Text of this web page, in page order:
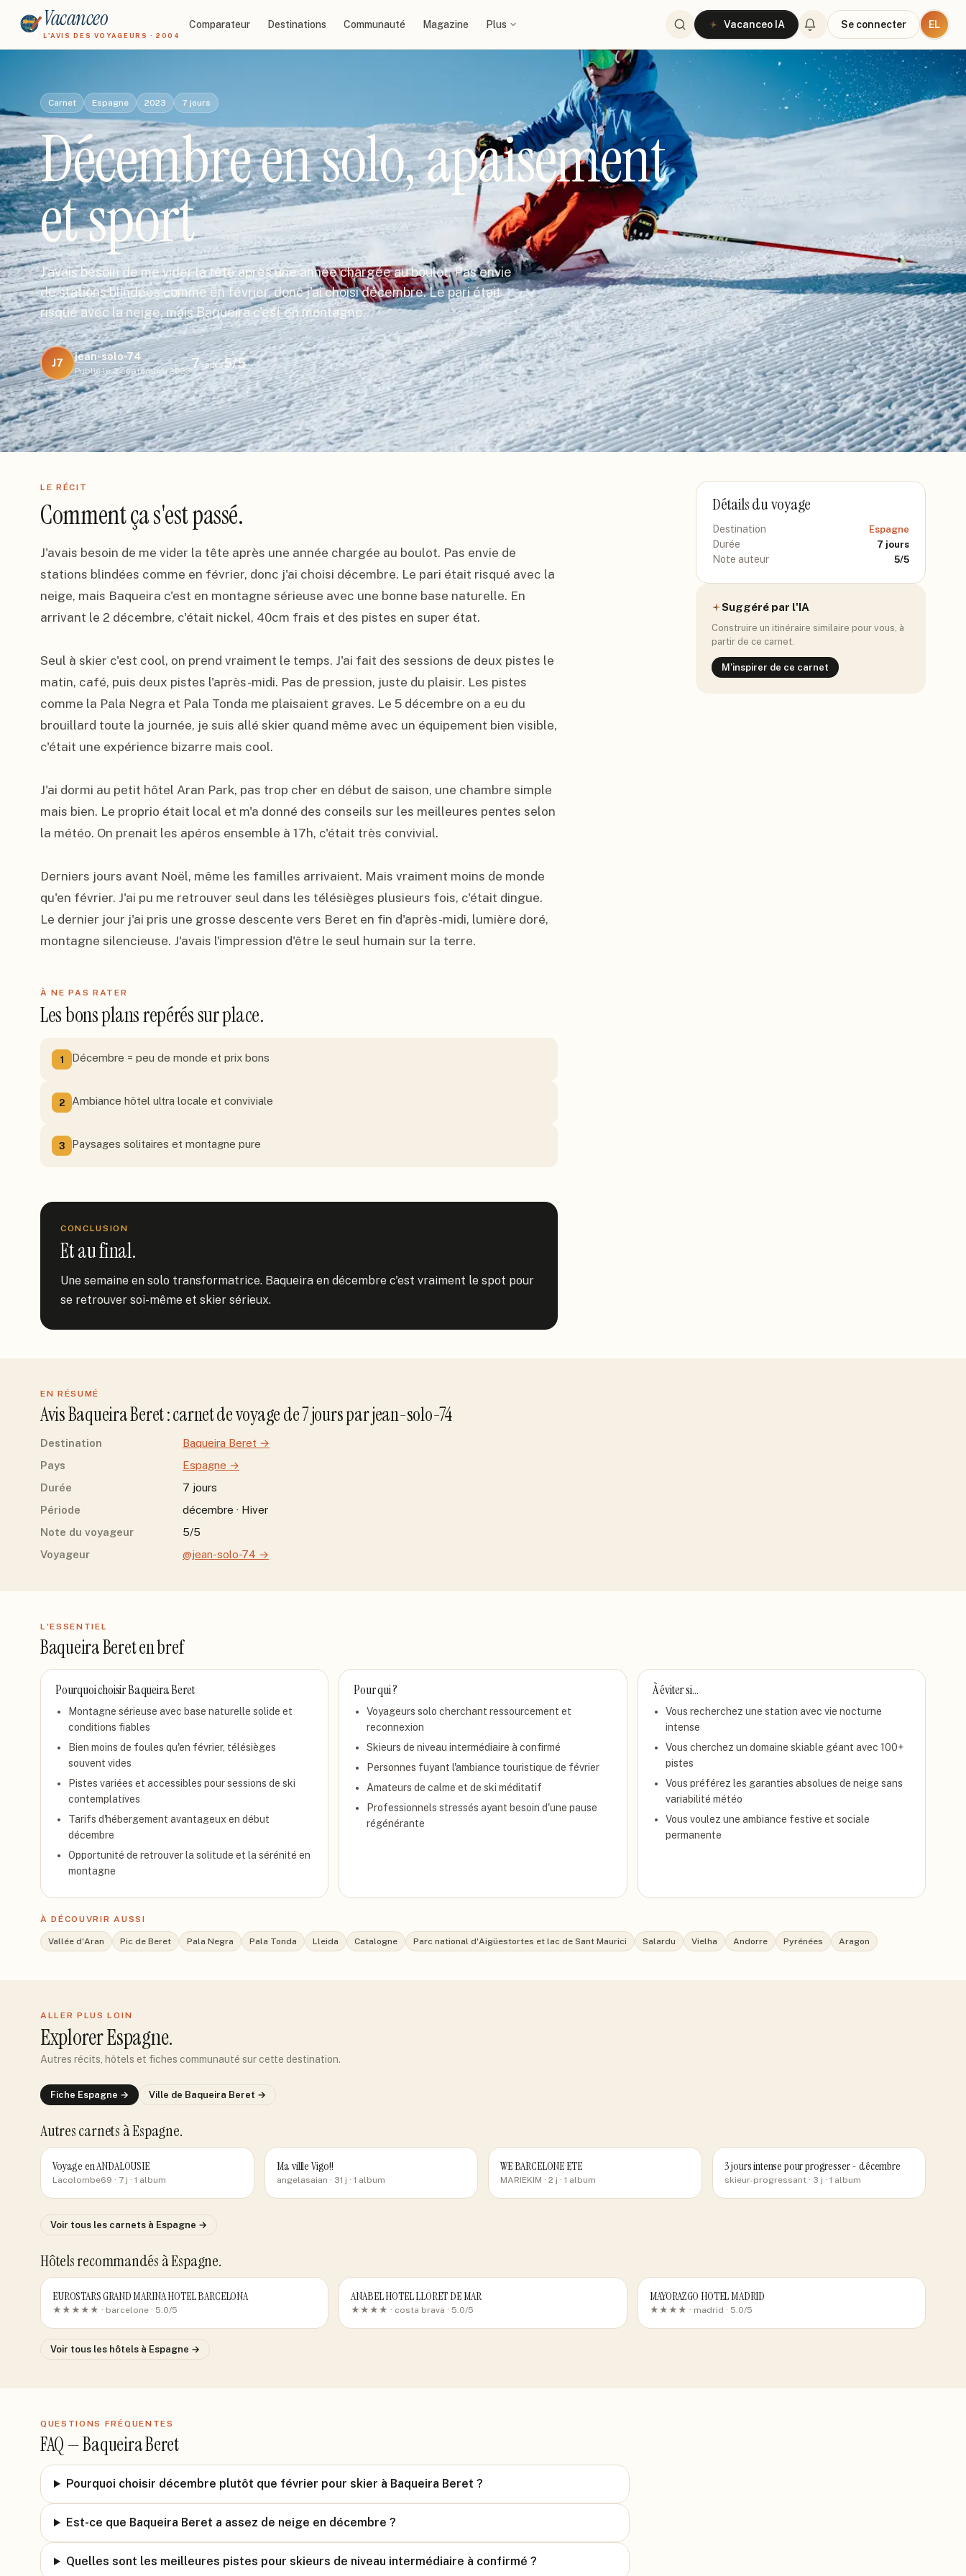
Vacanceo
L'AVIS DES VOYAGEURS · 2004
Comparateur Destinations Communauté Magazine Plus Vacanceo IA Se connecter EL
Carnet Espagne 2023 7 jours
Décembre en solo, apaisement
et sport
J'avais besoin de me vider la tête après une année chargée au boulot. Pas envie
de stations blindées comme en février, donc j'ai choisi décembre. Le pari était
risqué avec la neige, mais Baqueira c'est en montagne…
J7
jean-solo-74
Publié le 3 septembre 2023
7jours5/5
LE RÉCIT
Comment ça s'est passé.
J'avais besoin de me vider la tête après une année chargée au boulot. Pas envie de
stations blindées comme en février, donc j'ai choisi décembre. Le pari était risqué avec la
neige, mais Baqueira c'est en montagne sérieuse avec une bonne base naturelle. En
arrivant le 2 décembre, c'était nickel, 40cm frais et des pistes en super état.
Seul à skier c'est cool, on prend vraiment le temps. J'ai fait des sessions de deux pistes le
matin, café, puis deux pistes l'après-midi. Pas de pression, juste du plaisir. Les pistes
comme la Pala Negra et Pala Tonda me plaisaient graves. Le 5 décembre on a eu du
brouillard toute la journée, je suis allé skier quand même avec un équipement bien visible,
c'était une expérience bizarre mais cool.
J'ai dormi au petit hôtel Aran Park, pas trop cher en début de saison, une chambre simple
mais bien. Le proprio était local et m'a donné des conseils sur les meilleures pentes selon
la météo. On prenait les apéros ensemble à 17h, c'était très convivial.
Derniers jours avant Noël, même les familles arrivaient. Mais vraiment moins de monde
qu'en février. J'ai pu me retrouver seul dans les télésièges plusieurs fois, c'était dingue.
Le dernier jour j'ai pris une grosse descente vers Beret en fin d'après-midi, lumière doré,
montagne silencieuse. J'avais l'impression d'être le seul humain sur la terre.
À NE PAS RATER
Les bons plans repérés sur place.
1 Décembre = peu de monde et prix bons
2 Ambiance hôtel ultra locale et conviviale
3 Paysages solitaires et montagne pure
CONCLUSION
Et au final.
Une semaine en solo transformatrice. Baqueira en décembre c'est vraiment le spot pour
se retrouver soi-même et skier sérieux.
Détails du voyage
Destination Espagne
Durée 7 jours
Note auteur 5/5
Suggéré par l'IA
Construire un itinéraire similaire pour vous, à
partir de ce carnet.
M'inspirer de ce carnet
EN RÉSUMÉ
AvisBaqueira Beret: carnet de voyage de7joursparjean-solo-74
Destination Baqueira Beret →
Pays
Espagne →
Durée
7 jours
Période
décembre · Hiver
Note du voyageur
5/5
Voyageur
@jean-solo-74 →
L'ESSENTIEL
Baqueira Bereten bref
Pourquoi choisirBaqueira Beret
Montagne sérieuse avec base naturelle solide et
conditions fiables
Bien moins de foules qu'en février, télésièges
souvent vides
Pistes variées et accessibles pour sessions de ski
contemplatives
Tarifs d'hébergement avantageux en début
décembre
Opportunité de retrouver la solitude et la sérénité en
montagne
Pour qui ?
Voyageurs solo cherchant ressourcement et
reconnexion
Skieurs de niveau intermédiaire à confirmé
Personnes fuyant l'ambiance touristique de février
Amateurs de calme et de ski méditatif
Professionnels stressés ayant besoin d'une pause
régénérante
À éviter si…
Vous recherchez une station avec vie nocturne
intense
Vous cherchez un domaine skiable géant avec 100+
pistes
Vous préférez les garanties absolues de neige sans
variabilité météo
Vous voulez une ambiance festive et sociale
permanente
À DÉCOUVRIR AUSSI
Vallée d'Aran Pic de Beret Pala Negra Pala Tonda Lleida Catalogne Parc national d'Aigüestortes et lac de Sant Maurici Salardu Vielha Andorre Pyrénées Aragon
ALLER PLUS LOIN
ExplorerEspagne.
Autres récits, hôtels et fiches communauté sur cette destination.
Fiche Espagne → Ville de Baqueira Beret →
Autres carnets à Espagne.
Voyage en ANDALOUSIE
Lacolombe69 · 7 j · 1 album
Ma villle Vigo!!
angelasaian · 31 j · 1 album
WE BARCELONE ETE
MARIEKIM · 2 j · 1 album
3 jours intense pour progresser - décembre
skieur-progressant· 3 j · 1 album
Voir tous les carnets à Espagne →
Hôtels recommandés à Espagne.
EUROSTARS GRAND MARINA HOTEL BARCELONA
★★★★★ · barcelone · 5.0/5
ANABEL HOTEL LLORET DE MAR
★★★★ · costa brava · 5.0/5
MAYORAZGO HOTEL MADRID
★★★★ · madrid · 5.0/5
Voir tous les hôtels à Espagne →
QUESTIONS FRÉQUENTES
FAQ —Baqueira Beret
Pourquoi choisir décembre plutôt que février pour skier à Baqueira Beret ?
Est-ce que Baqueira Beret a assez de neige en décembre ?
Quelles sont les meilleures pistes pour skieurs de niveau intermédiaire à confirmé ?